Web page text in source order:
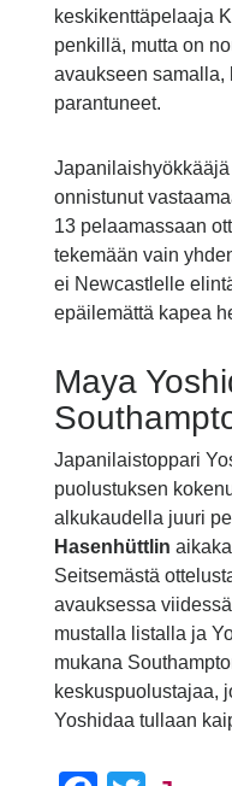
keskikenttäpelaaja
penkillä, mutta on
avaukseen samalla,
parantuneet.
onnistunut
13 pelaamassaan
tekemään vain
ei Newcastlelle
epäilemättä kapea
Maya
Japanilaistoppari
puolustuksen
alkukaudella juuri
Hasenhüttlin
Seitsemästä
avauksessa
mustalla listalla ja
mukana
keskuspuolustajaa,
Yoshidaa tullaan